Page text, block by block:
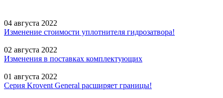
04 августа 2022
Изменение стоимости уплотнителя гидрозатвора!
02 августа 2022
Изменения в поставках комплектующих
01 августа 2022
Серия Krovent General расширяет границы!